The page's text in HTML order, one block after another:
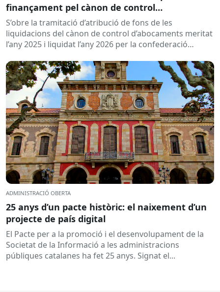
finançament pel cànon de control
d’abocaments meritat l’any 2025 i liquidat l’any
2026
S’obre la tramitació d’atribució de fons de les
liquidacions del cànon de control d’abocaments meritat
l’any 2025 i liquidat l’any 2026 per la confederació
ADMINISTRACIÓ OBERTA
25 anys d’un pacte històric: el naixement d’un
projecte de país digital
El Pacte per a la promoció i el desenvolupament de la
Societat de la Informació a les administracions
públiques catalanes ha fet 25 anys. Signat el...